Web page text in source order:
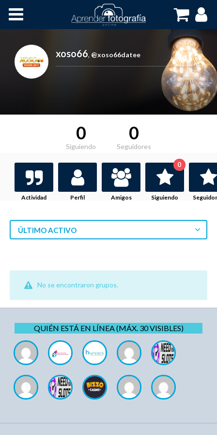
Cursos OnLine
xoso66, @xoso66datee
0
Siguiendo
0
Seguidores
Actividad Perfil Amigos Siguiendo
0
ÚLTIMO ACTIVO
No se encontraron grupos.
QUIÉN ESTÁ EN LÍNEA (MÁX. 30 VISIBLES)